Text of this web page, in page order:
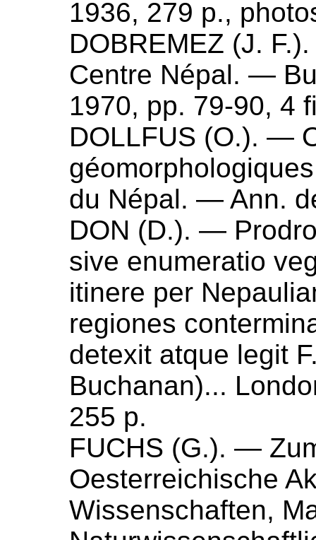
1936, 279 p.,
DOBREMEZ (J. F.
Centre Népal. —
1970, pp. 79-90, 4
DOLLFUS (O.). —
du Népal. — Ann.
DON (D.). —
sive enumeratio
itinere per
regiones
detexit atque legit
Buchanan)...
255 p.
FUCHS (G.). —
Oesterreichische
Wissenschaften,